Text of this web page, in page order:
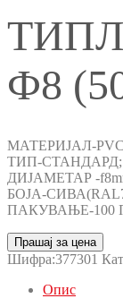
Ф8
МАТЕРИЈАЛ-
ТИП-СТАНДАРД;
ДИЈАМЕТАР -
БОЈА-
ПАКУВАЊЕ-100
Прашај за цена
Шифра:377301
Опис